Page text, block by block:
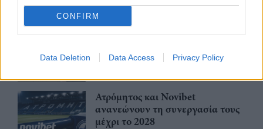
CONFIRM
Data Deletion Data Access Privacy Policy
Trade Estates: Στην κατοχή της το
50% του Sofia South Ring Mall με
07/08/26|16:53
Ατρόμητος και Novibet
ανανεώνουν τη συνεργασία τους
μέχρι το 2028